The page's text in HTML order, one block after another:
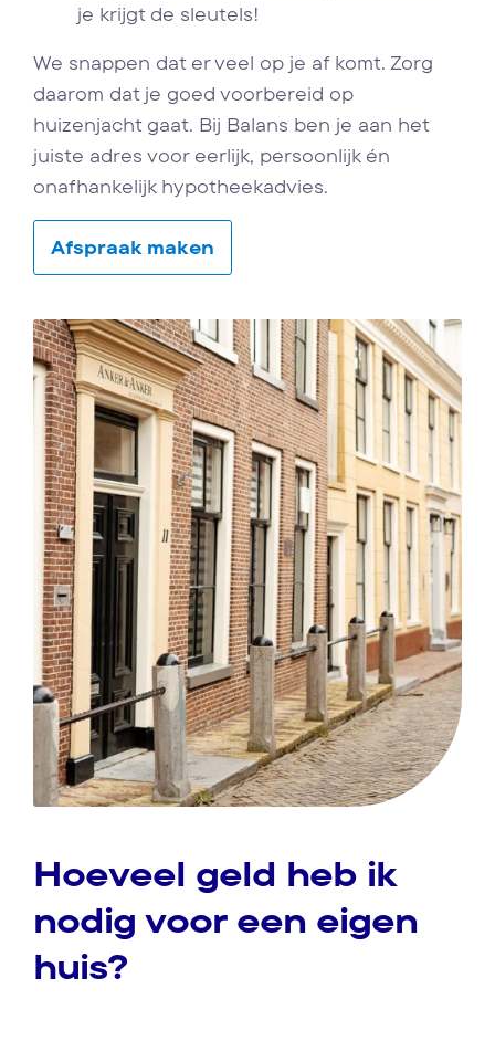
je krijgt de sleutels!
We snappen dat er veel op je af komt. Zorg
daarom dat je goed voorbereid op
huizenjacht gaat. Bij Balans ben je aan het
juiste adres voor eerlijk, persoonlijk én
onafhankelijk hypotheekadvies.
Afspraak maken
Hoeveel geld heb ik
nodig voor een eigen
huis?